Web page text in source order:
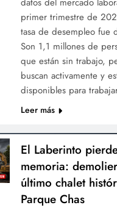
primer trimestre de
tasa de desempleo fue
Son 1,1 millones de
que están sin trabajo,
buscan activamente y
disponibles para
Leer más
El Laberinto
memoria:
último chalet
Parque Chas